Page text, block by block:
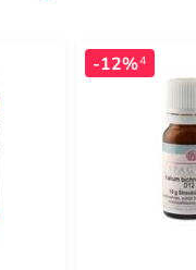
-12%4